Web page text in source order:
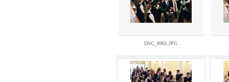
DSC_8961.JPG